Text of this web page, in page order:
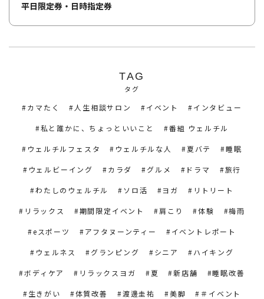
平日限定券・日時指定券
TAG
タグ
カマたく 人生相談サロン イベント インタビュー
私と誰かに、ちょっといいこと 番組 ウェルチル
ウェルチルフェスタ ウェルチルな人 夏バテ 睡眠
ウェルビーイング カラダ グルメ ドラマ 旅行
わたしのウェルチル ソロ活 ヨガ リトリート
リラックス 期間限定イベント 肩こり 体験 梅雨
eスポーツ アフタヌーンティー イベントレポート
ウェルネス グランピング シニア ハイキング
ボディケア リラックスヨガ 夏 新店舗 睡眠改善
生きがい 体質改善 渡邊圭祐 美脚 ＃イベント